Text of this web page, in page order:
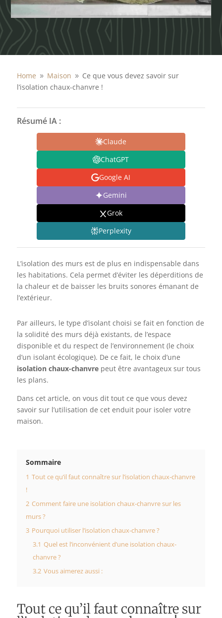
Home 9 Maison 9 Ce que vous devez savoir sur
l’isolation chaux-chanvre !
Résumé IA :
Claude
ChatGPT
Google AI
Gemini
Grok
Perplexity
L’isolation des murs est de plus en indispensable dans
les habitations. Cela permet d’éviter les déperditions de
la chaleur et de baisser les bruits sonores émanant de
l’extérieur.
Par ailleurs, le type d’isolant choisi se fait en fonction de
la solidité des murs déjà existants, de l’espace
disponible et du respect de l’environnement (le choix
d’un isolant écologique). De ce fait, le choix d’une
isolation chaux-chanvre peut être avantageux sur tous
les plans.
Dans cet article, on vous dit tout ce que vous devez
savoir sur l’utilisation de cet enduit pour isoler votre
maison.
Sommaire
1 Tout ce qu’il faut connaître sur l’isolation chaux-chanvre
!
2 Comment faire une isolation chaux-chanvre sur les
murs ?
3 Pourquoi utiliser l’isolation chaux-chanvre ?
3.1 Quel est l’inconvénient d’une isolation chaux-
chanvre ?
3.2 Vous aimerez aussi :
Tout ce qu’il faut connaître sur